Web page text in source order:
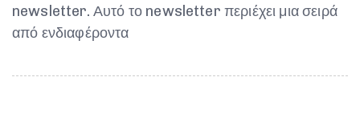
newsletter. Αυτό το newsletter περιέχει μια σειρά
από ενδιαφέροντα